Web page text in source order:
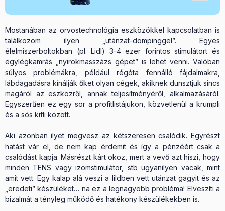
Mostanában az orvostechnológia eszközökkel kapcsolatban is
találkozom ilyen „utánzat-dömpinggel”. Egyes
élelmiszerboltokban (pl. Lidl) 3-4 ezer forintos stimulátort és
egylégkamrás „nyirokmasszázs gépet” is lehet venni. Valóban
súlyos problémákra, például régóta fennálló fájdalmakra,
lábdagadásra kínálják őket olyan cégek, akiknek dunsztjuk sincs
magáról az eszközről, annak teljesítményéről, alkalmazásáról.
Egyszerűen ez egy sor a profitlistájukon, közvetlenül a krumpli
és a sós kifli között.
Aki azonban ilyet megvesz az kétszeresen csalódik. Egyrészt
hatást vár el, de nem kap érdemit és így a pénzéért csak a
csalódást kapja. Másrészt kárt okoz, mert a vevő azt hiszi, hogy
minden TENS vagy izomstimulátor, stb ugyanilyen vacak, mint
amit vett. Egy kalap alá veszi a lildben vett utánzat gagyit és az
„eredeti” készüléket… na ez a legnagyobb probléma! Elveszíti a
bizalmát a tényleg működő és hatékony készülékekben is.